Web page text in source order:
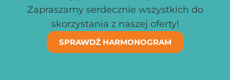
Zapraszamy serdecznie wszystkich do
skorzystania z naszej oferty!
SPRAWDŹ HARMONOGRAM